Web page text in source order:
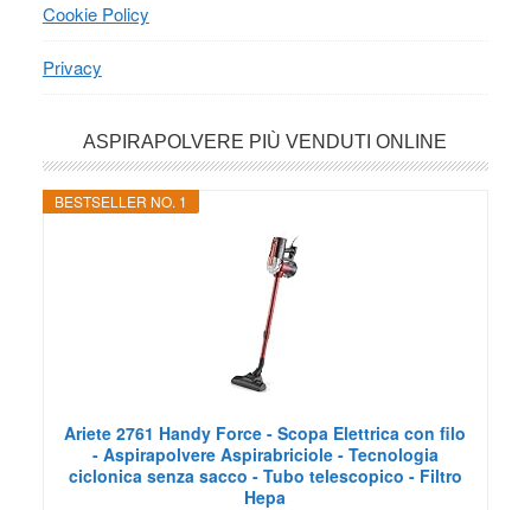
Cookie Policy
Privacy
ASPIRAPOLVERE PIÙ VENDUTI ONLINE
BESTSELLER NO. 1
Ariete 2761 Handy Force - Scopa Elettrica con filo
- Aspirapolvere Aspirabriciole - Tecnologia
ciclonica senza sacco - Tubo telescopico - Filtro
Hepa